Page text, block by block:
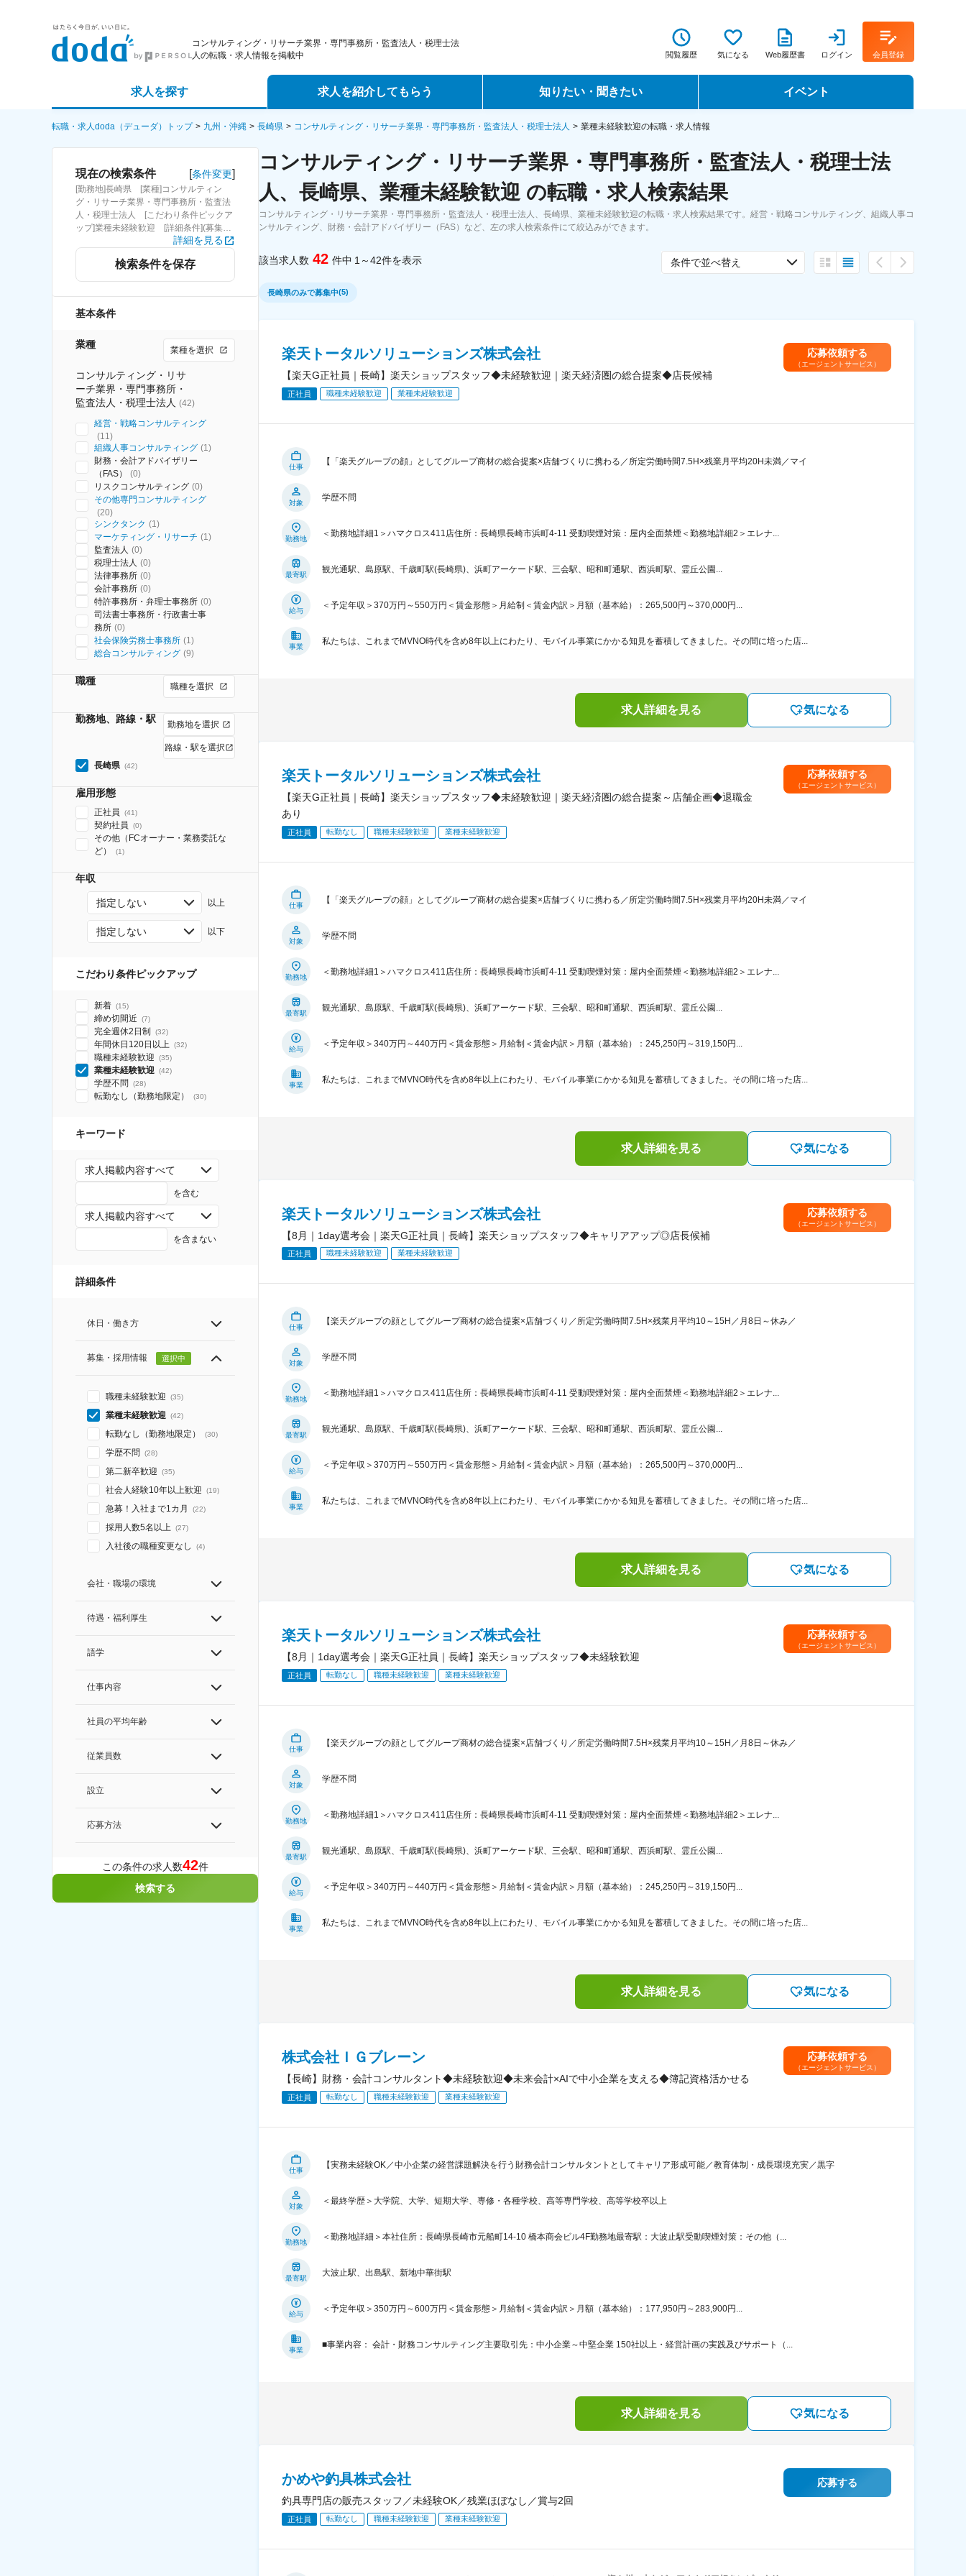
コンサルティング・リサーチ業界・専門事務所・監査法人・税理士法
人の転職・求人情報を掲載中
閲覧履歴 気になる Web履歴書 ログイン 会員登録
求人を探す
詳細条件から探す
求人特集から探す
求人を紹介してもらう
エージェントサービス
スカウトサービス
パートナーエージェントサービス
知りたい・聞きたい
転職ノウハウ
データで見る転職
コラム・インタビュー
転職Q&A
イベント
転職フェア
転職セミナー動画
転職・求人doda（デューダ）トップ 九州・沖縄 長崎県 コンサルティング・リサーチ業界・専門事務所・監査法人・税理士法人 業種未経験歓迎の転職・求人情報
現在の検索条件 [条件変更]
[勤務地]長崎県 [業種]コンサルティン
グ・リサーチ業界・専門事務所・監査法
人・税理士法人 [こだわり条件ピックア
ップ]業種未経験歓迎 [詳細条件](募集・
詳細を見る
検索条件を保存
基本条件
業種 業種を選択
コンサルティング・リサ
ーチ業界・専門事務所・
監査法人・税理士法人 (42)
経営・戦略コンサルティング
(11)
組織人事コンサルティング (1)
財務・会計アドバイザリー
（FAS）
(0)
リスクコンサルティング (0)
その他専門コンサルティング
(20)
シンクタンク (1)
マーケティング・リサーチ (1)
監査法人 (0)
税理士法人 (0)
法律事務所 (0)
会計事務所 (0)
特許事務所・弁理士事務所 (0)
司法書士事務所・行政書士事
務所 (0)
社会保険労務士事務所 (1)
総合コンサルティング (9)
職種 職種を選択
勤務地、路線・駅 勤務地を選択
路線・駅を選択
長崎県 (42)
雇用形態
正社員 (41)
契約社員 (0)
その他（FCオーナー・業務委託な
ど）
(1)
年収
指定しない 以上
指定しない 以下
こだわり条件ピックアップ
新着 (15)
締め切間近 (7)
完全週休2日制 (32)
年間休日120日以上 (32)
職種未経験歓迎 (35)
業種未経験歓迎 (42)
学歴不問 (28)
転勤なし（勤務地限定） (30)
キーワード
求人掲載内容すべて
を含む
求人掲載内容すべて
を含まない
詳細条件
休日・働き方
募集・採用情報 選択中
職種未経験歓迎 (35)
業種未経験歓迎 (42)
転勤なし（勤務地限定） (30)
学歴不問 (28)
第二新卒歓迎 (35)
社会人経験10年以上歓迎 (19)
急募！入社まで1カ月 (22)
採用人数5名以上 (27)
入社後の職種変更なし (4)
会社・職場の環境
待遇・福利厚生
語学
仕事内容
社員の平均年齢
従業員数
設立
応募方法
この条件の求人数42件
検索する
コンサルティング・リサーチ業界・専門事務所・監査法人・税理士法
人、長崎県、業種未経験歓迎 の転職・求人検索結果
コンサルティング・リサーチ業界・専門事務所・監査法人・税理士法人、長崎県、業種未経験歓迎の転職・求人検索結果です。経営・戦略コンサルティング、組織人事コ
ンサルティング、財務・会計アドバイザリー（FAS）など、左の求人検索条件にて絞込みができます。
該当求人数 42 件中 1～42件を表示 条件で並べ替え
長崎県のみで募集中(5)
楽天トータルソリューションズ株式会社
【楽天G正社員｜長崎】楽天ショップスタッフ◆未経験歓迎｜楽天経済圏の総合提案◆店長候補
正社員 職種未経験歓迎 業種未経験歓迎
応募依頼する
（エージェントサービス）
仕事
【「楽天グループの顔」としてグループ商材の総合提案×店舗づくりに携わる／所定労働時間7.5H×残業月平均20H未満／マイ
対象
学歴不問
勤務地
＜勤務地詳細1＞ハマクロス411店住所：長崎県長崎市浜町4-11 受動喫煙対策：屋内全面禁煙＜勤務地詳細2＞エレナ...
最寄駅
観光通駅、島原駅、千歳町駅(長崎県)、浜町アーケード駅、三会駅、昭和町通駅、西浜町駅、霊丘公園...
給与
＜予定年収＞370万円～550万円＜賃金形態＞月給制＜賃金内訳＞月額（基本給）：265,500円～370,000円...
事業
私たちは、これまでMVNO時代を含め8年以上にわたり、モバイル事業にかかる知見を蓄積してきました。その間に培った店...
求人詳細を見る 気になる
楽天トータルソリューションズ株式会社
【楽天G正社員｜長崎】楽天ショップスタッフ◆未経験歓迎｜楽天経済圏の総合提案～店舗企画◆退職金
あり
正社員 転勤なし 職種未経験歓迎 業種未経験歓迎
応募依頼する
（エージェントサービス）
仕事
【「楽天グループの顔」としてグループ商材の総合提案×店舗づくりに携わる／所定労働時間7.5H×残業月平均20H未満／マイ
対象
学歴不問
勤務地
＜勤務地詳細1＞ハマクロス411店住所：長崎県長崎市浜町4-11 受動喫煙対策：屋内全面禁煙＜勤務地詳細2＞エレナ...
最寄駅
観光通駅、島原駅、千歳町駅(長崎県)、浜町アーケード駅、三会駅、昭和町通駅、西浜町駅、霊丘公園...
給与
＜予定年収＞340万円～440万円＜賃金形態＞月給制＜賃金内訳＞月額（基本給）：245,250円～319,150円...
事業
私たちは、これまでMVNO時代を含め8年以上にわたり、モバイル事業にかかる知見を蓄積してきました。その間に培った店...
求人詳細を見る 気になる
楽天トータルソリューションズ株式会社
【8月｜1day選考会｜楽天G正社員｜長崎】楽天ショップスタッフ◆キャリアアップ◎店長候補
正社員 職種未経験歓迎 業種未経験歓迎
応募依頼する
（エージェントサービス）
仕事
【楽天グループの顔としてグループ商材の総合提案×店舗づくり／所定労働時間7.5H×残業月平均10～15H／月8日～休み／
対象
学歴不問
勤務地
＜勤務地詳細1＞ハマクロス411店住所：長崎県長崎市浜町4-11 受動喫煙対策：屋内全面禁煙＜勤務地詳細2＞エレナ...
最寄駅
観光通駅、島原駅、千歳町駅(長崎県)、浜町アーケード駅、三会駅、昭和町通駅、西浜町駅、霊丘公園...
給与
＜予定年収＞370万円～550万円＜賃金形態＞月給制＜賃金内訳＞月額（基本給）：265,500円～370,000円...
事業
私たちは、これまでMVNO時代を含め8年以上にわたり、モバイル事業にかかる知見を蓄積してきました。その間に培った店...
求人詳細を見る 気になる
楽天トータルソリューションズ株式会社
【8月｜1day選考会｜楽天G正社員｜長崎】楽天ショップスタッフ◆未経験歓迎
正社員 転勤なし 職種未経験歓迎 業種未経験歓迎
応募依頼する
（エージェントサービス）
仕事
【楽天グループの顔としてグループ商材の総合提案×店舗づくり／所定労働時間7.5H×残業月平均10～15H／月8日～休み／
対象
学歴不問
勤務地
＜勤務地詳細1＞ハマクロス411店住所：長崎県長崎市浜町4-11 受動喫煙対策：屋内全面禁煙＜勤務地詳細2＞エレナ...
最寄駅
観光通駅、島原駅、千歳町駅(長崎県)、浜町アーケード駅、三会駅、昭和町通駅、西浜町駅、霊丘公園...
給与
＜予定年収＞340万円～440万円＜賃金形態＞月給制＜賃金内訳＞月額（基本給）：245,250円～319,150円...
事業
私たちは、これまでMVNO時代を含め8年以上にわたり、モバイル事業にかかる知見を蓄積してきました。その間に培った店...
求人詳細を見る 気になる
株式会社ＩＧブレーン
【長崎】財務・会計コンサルタント◆未経験歓迎◆未来会計×AIで中小企業を支える◆簿記資格活かせる
正社員 転勤なし 職種未経験歓迎 業種未経験歓迎
応募依頼する
（エージェントサービス）
仕事
【実務未経験OK／中小企業の経営課題解決を行う財務会計コンサルタントとしてキャリア形成可能／教育体制・成長環境充実／黒字
対象
＜最終学歴＞大学院、大学、短期大学、専修・各種学校、高等専門学校、高等学校卒以上
勤務地
＜勤務地詳細＞本社住所：長崎県長崎市元船町14-10 橋本商会ビル4F勤務地最寄駅：大波止駅受動喫煙対策：その他（...
最寄駅
大波止駅、出島駅、新地中華街駅
給与
＜予定年収＞350万円～600万円＜賃金形態＞月給制＜賃金内訳＞月額（基本給）：177,950円～283,900円...
事業
■事業内容： 会計・財務コンサルティング主要取引先：中小企業～中堅企業 150社以上・経営計画の実践及びサポート（...
求人詳細を見る 気になる
かめや釣具株式会社
釣具専門店の販売スタッフ／未経験OK／残業ほぼなし／賞与2回
正社員 転勤なし 職種未経験歓迎 業種未経験歓迎
応募する